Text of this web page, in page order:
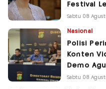
Festival
Sabtu 08
Nasional
Polisi
Konten
Demo
Sabtu 08